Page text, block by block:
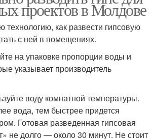
проектов в Молдове
как развести гипсовую
с ней в помещениях.
на упаковке пропорции воды и
указывает производитель
воду комнатной температуры.
вода, тем быстрее придется
Готовая разведенная гипсовая
не долго — около 30 минут. Не стоит